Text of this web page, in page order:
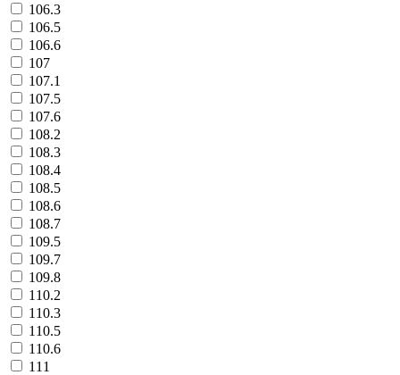
106.3
106.5
106.6
107
107.1
107.5
107.6
108.2
108.3
108.4
108.5
108.6
108.7
109.5
109.7
109.8
110.2
110.3
110.5
110.6
111